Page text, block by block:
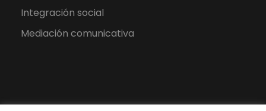
Integración social
Mediación comunicativa